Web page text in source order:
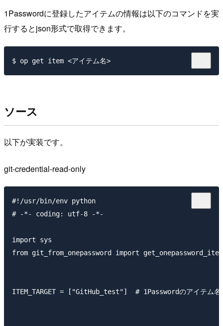
1Passwordに登録したアイテムの情報は以下のコマンドを実
行するとjson形式で取得できます。
ソース
以下が実装です。
git-credential-read-only
#!/usr/bin/env python
# -*- coding: utf-8 -*-
import sys
from git_from_onepassword import
ITEM_TARGET = ["GitHub_test"]  # 1Passwordのアイテム名